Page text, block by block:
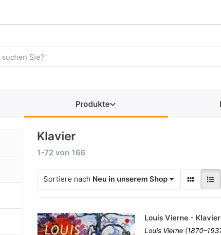
Produkte
Klavier
1-72 von 166
Sortiere nach Neu in unserem Shop
Louis Vierne -
Louis Vierne